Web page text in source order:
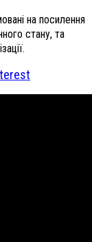
на посилення
стану, та